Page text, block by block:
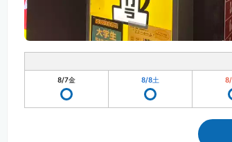
8/7金 8/8土